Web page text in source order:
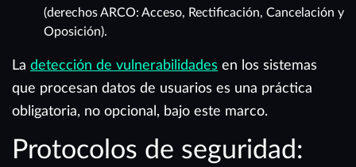
(derechos ARCO: Acceso, Rectificación, Cancelación y
Oposición).
La detección de vulnerabilidades en los sistemas
que procesan datos de usuarios es una práctica
obligatoria, no opcional, bajo este marco.
Protocolos de seguridad: